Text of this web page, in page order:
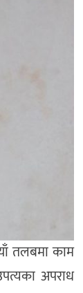
तलबमा काम
अपराध